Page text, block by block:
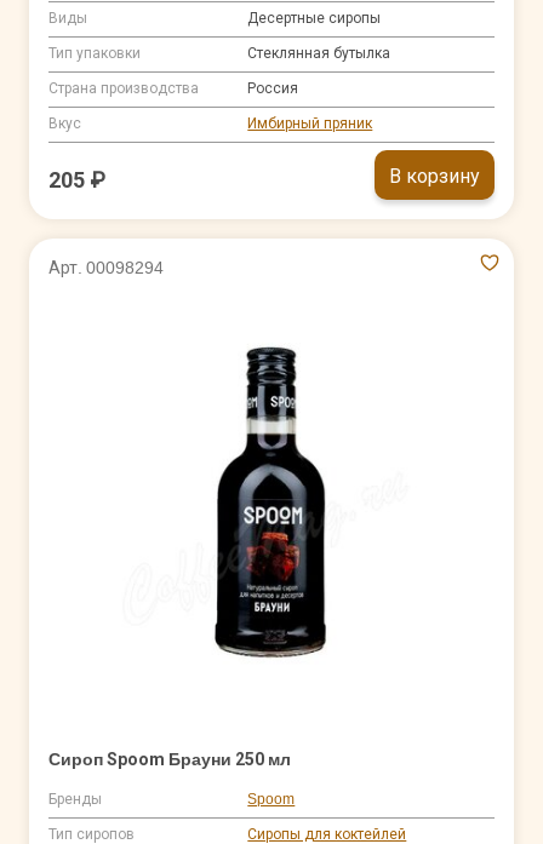
Виды Десертные сиропы
Тип упаковки Стеклянная бутылка
Страна производства Россия
Вкус Имбирный пряник
205 ₽ В корзину
Арт. 00098294
Сироп Spoom Брауни 250 мл
Бренды Spoom
Тип сиропов Сиропы для коктейлей